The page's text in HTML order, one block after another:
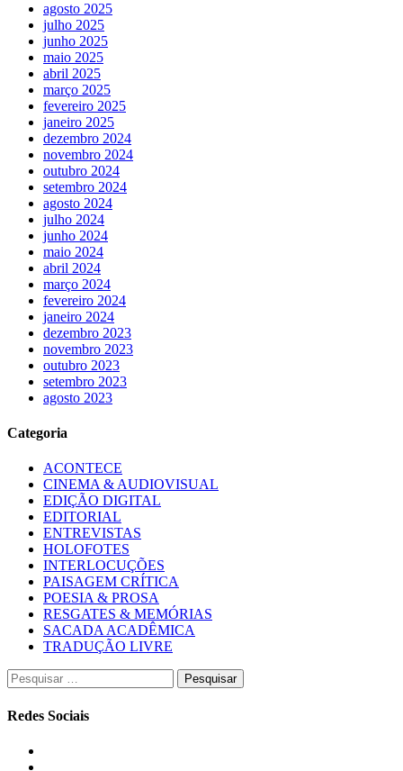
agosto 2025
julho 2025
junho 2025
maio 2025
abril 2025
março 2025
fevereiro 2025
janeiro 2025
dezembro 2024
novembro 2024
outubro 2024
setembro 2024
agosto 2024
julho 2024
junho 2024
maio 2024
abril 2024
março 2024
fevereiro 2024
janeiro 2024
dezembro 2023
novembro 2023
outubro 2023
setembro 2023
agosto 2023
Categoria
ACONTECE
CINEMA & AUDIOVISUAL
EDIÇÃO DIGITAL
EDITORIAL
ENTREVISTAS
HOLOFOTES
INTERLOCUÇÕES
PAISAGEM CRÍTICA
POESIA & PROSA
RESGATES & MEMÓRIAS
SACADA ACADÊMICA
TRADUÇÃO LIVRE
Pesquisar
por:
Redes Sociais